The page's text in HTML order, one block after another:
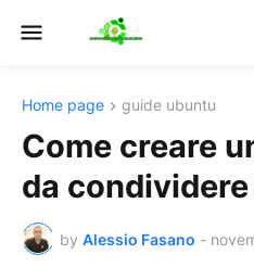
Home page guide ubuntu
Come creare
da
by Alessio Fasano -